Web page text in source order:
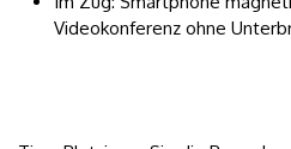
Videokonferenz ohne